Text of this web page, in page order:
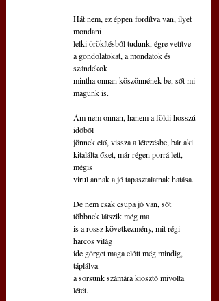
Hát nem, ez éppen fordítva van, ilyet
mondani
lelki örökítésből tudunk, égre vetítve
a gondolatokat, a mondatok és
szándékok
mintha onnan köszönnének be, sőt mi
magunk is.
Ám nem onnan, hanem a földi hosszú
időből
jönnek elő, vissza a létezésbe, bár aki
kitalálta őket, már régen porrá lett,
mégis
virul annak a jó tapasztalatnak hatása.
De nem csak csupa jó van, sőt
többnek látszik még ma
is a rossz következmény, mit régi
harcos világ
ide görget maga előtt még mindig,
táplálva
a sorsunk számára kiosztó mivolta
létét.